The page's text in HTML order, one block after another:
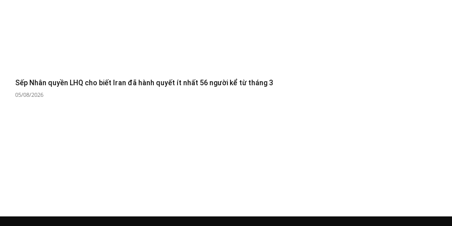
Sếp Nhân quyền LHQ cho biết Iran đã hành quyết ít nhất 56 người kể từ tháng 3
05/08/2026